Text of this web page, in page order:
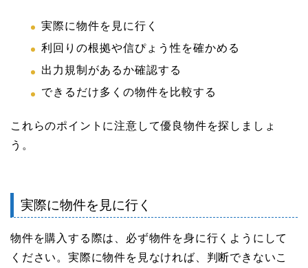
実際に物件を見に行く
利回りの根拠や信ぴょう性を確かめる
出力規制があるか確認する
できるだけ多くの物件を比較する
これらのポイントに注意して優良物件を探しましょ
う。
実際に物件を見に行く
物件を購入する際は、必ず物件を身に行くようにして
ください。実際に物件を見なければ、判断できないこ